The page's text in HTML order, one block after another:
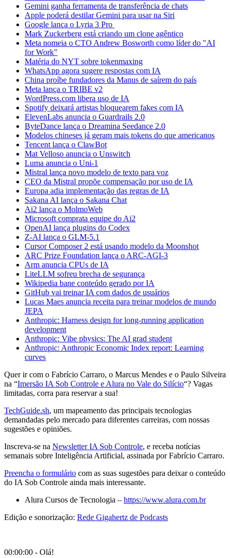
Gemini ganha ferramenta de transferência de chats
Apple poderá destilar Gemini para usar na Siri
Google lança o Lyria 3 Pro
Mark Zuckerberg está criando um clone agêntico
Meta nomeia o CTO Andrew Bosworth como líder do "AI
for Work"
Matéria do NYT sobre tokenmaxing
WhatsApp agora sugere respostas com IA
China proíbe fundadores da Manus de saírem do país
Meta lança o TRIBE v2
WordPress.com libera uso de IA
Spotify deixará artistas bloquearem fakes com IA
ElevenLabs anuncia o Guardrails 2.0
ByteDance lança o Dreamina Seedance 2.0
Modelos chineses já geram mais tokens do que americanos
Tencent lança o ClawBot
Mat Velloso anuncia o Unswitch
Luma anuncia o Uni-1
Mistral lança novo modelo de texto para voz
CEO da Mistral propõe compensação por uso de IA
Europa adia implementação das regras de IA
Sakana AI lança o Sakana Chat
Ai2 lança o MolmoWeb
Microsoft comprata equipe do Ai2
OpenAI lança plugins do Codex
Z-AI lança o GLM-5.1
Cursor Composer 2 está usando modelo da Moonshot
ARC Prize Foundation lança o ARC-AGI-3
Arm anuncia CPUs de IA
LiteLLM sofreu brecha de segurança
Wikipedia bane conteúdo gerado por IA
GitHub vai treinar IA com dados de usuários
Lucas Maes anuncia receita para treinar modelos de mundo
JEPA
Anthropic: Harness design for long-running application
development
Anthropic: Vibe physics: The AI grad student
Anthropic: Anthropic Economic Index report: Learning
curves
Quer ir com o Fabrício Carraro, o Marcus Mendes e o Paulo Silveira
na “Imersão IA Sob Controle e Alura no Vale do Silício“? Vagas
limitadas, corra para reservar a sua!
TechGuide.sh, um mapeamento das principais tecnologias
demandadas pelo mercado para diferentes carreiras, com nossas
sugestões e opiniões.
Inscreva-se na Newsletter IA Sob Controle, e receba notícias
semanais sobre Inteligência Artificial, assinada por Fabrício Carraro.
Preencha o formulário com as suas sugestões para deixar o conteúdo
do IA Sob Controle ainda mais interessante.
Alura Cursos de Tecnologia – https://www.alura.com.br
Edição e sonorização: Rede Gigahertz de Podcasts
00:00:00 - Olá!